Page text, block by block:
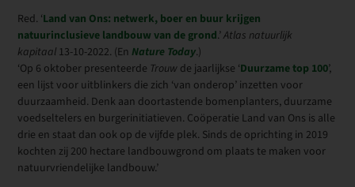
Red. ‘Land van Ons: netwerk, boer en buur krijgen
natuurinclusieve landbouw van de grond.’Atlas natuurlijk
kapitaal 13-10-2022. (EnNature Today.)
‘Op 6 oktober presenteerde Trouw de jaarlijkse ‘Duurzame top 100’,
een lijst voor uitblinkers die zich ‘van onderop’ inzetten voor
duurzaamheid. Denk aan doortastende bomenplanters, duurzame
voedseltelers en burgerinitiatieven. Coöperatie Land van Ons is alle
drie en staat dan ook op de vijfde plek. Sinds de oprichting in 2019
kochten zij 200 hectare landbouwgrond om plaats te maken voor
natuurvriendelijke landbouw.’